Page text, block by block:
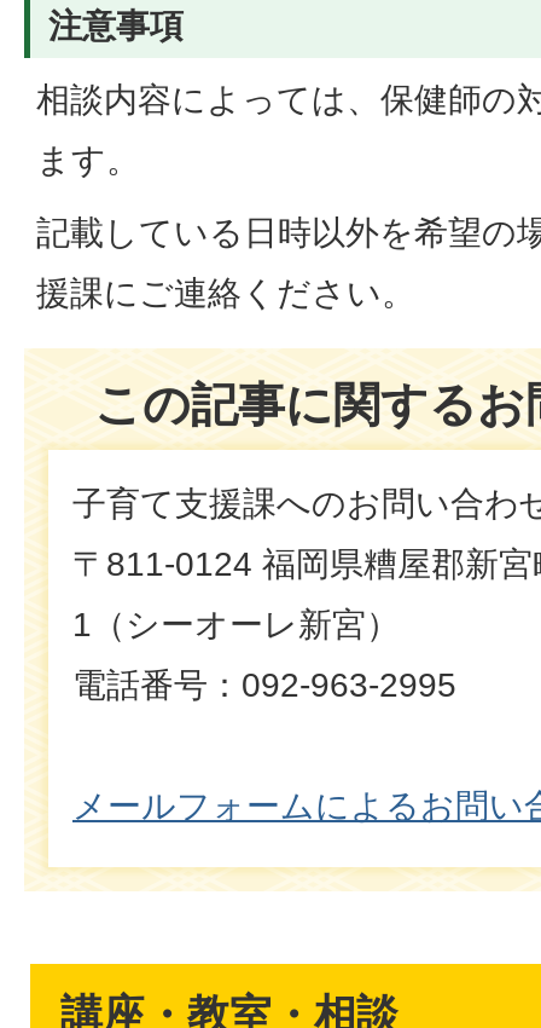
注意事項
相談内容によっては、保健師の
ます。
記載している日時以外を希望の
援課にご連絡ください。
この記事に関する
子育て支援課へのお問い合わ
〒811-0124 福岡県糟屋郡新
1（シーオーレ新宮）
電話番号：092-963-2995
メールフォームによるお問い
講座・教室・相談